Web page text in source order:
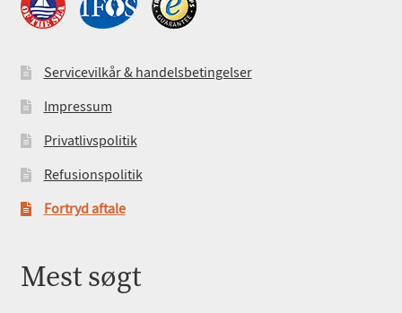
Servicevilkår & handelsbetingelser
Impressum
Privatlivspolitik
Refusionspolitik
Fortryd aftale
Mest søgt